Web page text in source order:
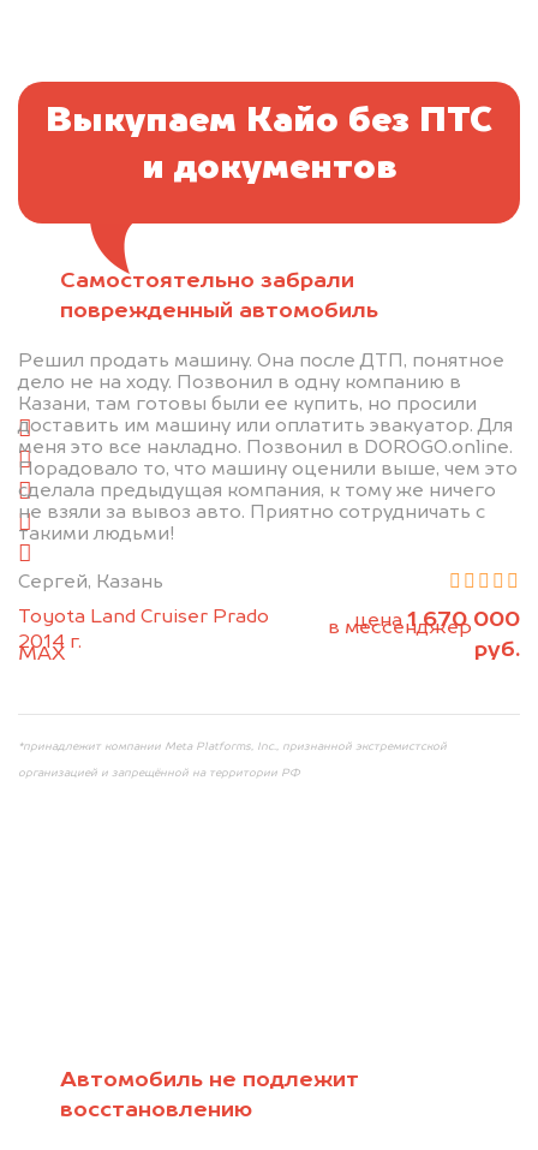
Самостоятельно забрали
поврежденный автомобиль
Решил продать машину. Она после ДТП, понятное
дело не на ходу. Позвонил в одну компанию в
Казани, там готовы были ее купить, но просили
доставить им машину или оплатить эвакуатор. Для
меня это все накладно. Позвонил в DOROGO.online.
Порадовало то, что машину оценили выше, чем это
сделала предыдущая компания, к тому же ничего
не взяли за вывоз авто. Приятно сотрудничать с
такими людьми!
Сергей, Казань
Toyota Land Cruiser Prado
2014 г.
цена1 670 000
руб.
Автомобиль не подлежит
восстановлению
Выкупаем Кайо без ПТС
и документов
Отправьте фотографии автомобиля — через
1. Сфотографируйте машину:
спереди
сзади
слева
справа
+79584983298 по WhatsApp*, в мессенджер
MAX или на электронную почту
*принадлежит компании Meta Platforms, Inc., признанной экстремистской
организацией и запрещённой на территории РФ
БЕСПЛАТНО